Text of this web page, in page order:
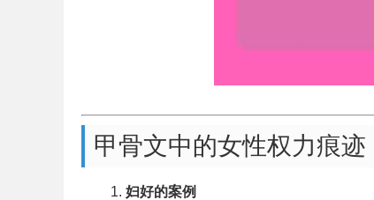
甲骨文中的女性权力痕迹
妇好的案例